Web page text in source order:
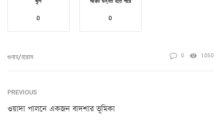
0 0
গুনাহ/হারাম 0 1050
PREVIOUS
ওয়াদা পালনে একজন বাদশার ভূমিকা